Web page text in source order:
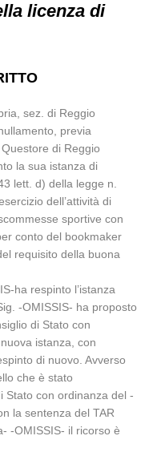
licenza di
sez. di Reggio
previa
di Reggio
la sua istanza di
lett. d) della legge n.
dell’attività di
sportive con
conto del bookmaker
requisito della buona
ha respinto l’istanza
-OMISSIS- ha proposto
di Stato con
istanza, con
di nuovo. Avverso
che è stato
Stato con ordinanza del -
la sentenza del TAR
-OMISSIS- il ricorso è